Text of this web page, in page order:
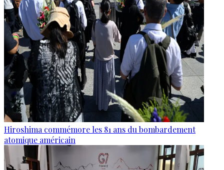
Hiroshima commémore les 81 ans du bombardement
atomique américain